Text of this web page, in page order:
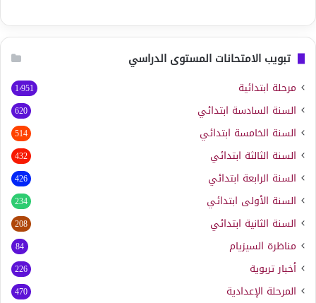
تبويب الامتحانات المستوى الدراسي
مرحلة ابتدائية 1٬951
السنة السادسة ابتدائي 620
السنة الخامسة ابتدائي 514
السنة الثالثة ابتدائي 432
السنة الرابعة ابتدائي 426
السنة الأولى ابتدائي 234
السنة الثانية ابتدائي 208
مناظرة السيزيام 84
أخبار تربوية 226
المرحلة الإعدادية 470